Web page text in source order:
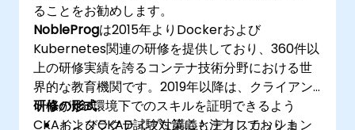
ることをお勧めします。
NobleProgは2015年よりDockerおよび
Kubernetes関連の研修を提供しており、360件以
上の研修実績を誇るコンテナ技術分野における世
界的な教育機関です。2019年以降は、クライアン
ト様がk8s環境下でのスキルを証明できるよう
CKAおよびCKAD試験対策にも注力しておりま
研修の形式
インタラクティブな講義とディスカッション